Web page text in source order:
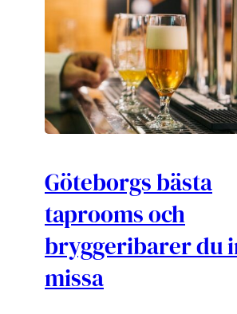
Göteborgs bästa
taprooms och
bryggeribarer du
missa